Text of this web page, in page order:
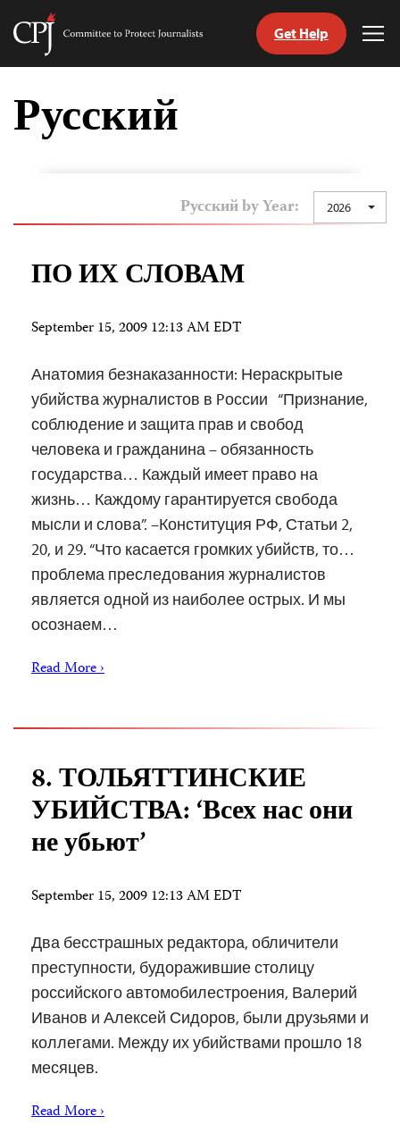
Skip
content
Committee
Journalists
Get Help
Русский
Русский by Year: 2026
ПО ИХ СЛОВАМ
September 15, 2009 12:13 AM EDT
Анатомия безнаказанности: Нераскрытые
убийства журналистов в Pоссии “Признание,
соблюдение и защита прав и свобод
человека и гражданина – обязанность
государства… Каждый имеет право на
жизнь… Каждому гарантируется свобода
мысли и слова”. –Конституция РФ, Статьи 2,
20, и 29. “Что касается громких убийств, то…
проблема преследования журналистов
является одной из наиболее острых. И мы
осознаем…
Read More ›
8. ТОЛЬЯТТИНСКИЕ
УБИЙСТВА: ‘Всех нас они
не убьют’
September 15, 2009 12:13 AM EDT
Два бесстрашных редактора, обличители
преступности, будоражившие столицу
российского автомобилестроения, Валерий
Иванов и Алексей Сидоров, были друзьями и
коллегами. Между их убийствами прошло 18
месяцев.
Read More ›